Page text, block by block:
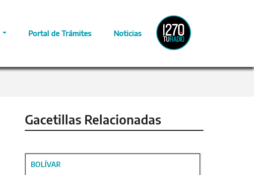
Portal de Trámites Noticias
Radio
Provincia
Gacetillas Relacionadas
BOLÍVAR